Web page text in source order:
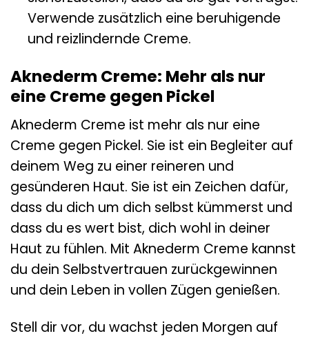
Verwende zusätzlich eine beruhigende
und reizlindernde Creme.
Aknederm Creme: Mehr als nur
eine Creme gegen Pickel
Aknederm Creme ist mehr als nur eine
Creme gegen Pickel. Sie ist ein Begleiter auf
deinem Weg zu einer reineren und
gesünderen Haut. Sie ist ein Zeichen dafür,
dass du dich um dich selbst kümmerst und
dass du es wert bist, dich wohl in deiner
Haut zu fühlen. Mit Aknederm Creme kannst
du dein Selbstvertrauen zurückgewinnen
und dein Leben in vollen Zügen genießen.
Stell dir vor, du wachst jeden Morgen auf